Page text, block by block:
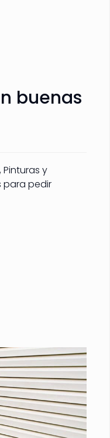
buenas
y
para pedir